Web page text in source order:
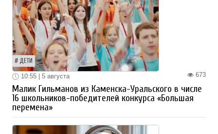
ДЕТИ
673
10:55 | 5 августа
Малик Гильманов из Каменска-Уральского в числе
16 школьников-победителей конкурса «Большая
перемена»